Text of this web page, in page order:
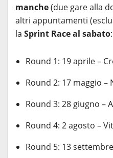
manche(due gare alla
altri appuntamenti
la Sprint Race al sabato:
Round 1: 19 aprile –
Round 2: 17 maggio –
Round 3: 28 giugno –
Round 4: 2 agosto –
Round 5: 13